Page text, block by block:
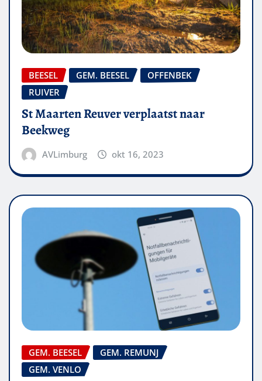
BEESEL GEM. BEESEL
OFFENBEK
RUIVER
St Maarten Reuver verplaatst naar
Beekweg
AVLimburg okt 16, 2023
GEM. BEESEL
GEM. REMUNJ
GEM. VENLO